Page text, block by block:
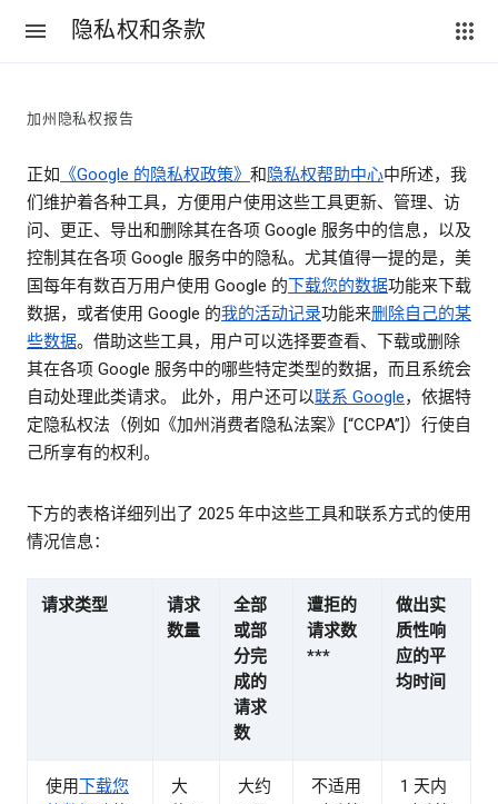
隐私权和条款
加州隐私权报告
正如 《Google 的隐私权政策》 和隐私权帮助中心中所述，我
们维护着各种工具，方便用户使用这些工具更新、管理、访
问、更正、导出和删除其在各项 Google 服务中的信息，以及
控制其在各项 Google 服务中的隐私。尤其值得一提的是，美
国每年有数百万用户使用 Google 的下载您的数据功能来下载
数据，或者使用 Google 的我的活动记录功能来删除自己的某
些数据。借助这些工具，用户可以选择要查看、下载或删除
其在各项 Google 服务中的哪些特定类型的数据，而且系统会
自动处理此类请求。 此外，用户还可以联系 Google，依据特
定隐私权法（例如《加州消费者隐私法案》[“CCPA”]）行使自
己所享有的权利。
下方的表格详细列出了 2025 年中这些工具和联系方式的使用
情况信息：
请求类型
请求
数量
全部
或部
分完
成的
请求
数
遭拒的
请求数
***
做出实
质性响
应的平
均时间
使用下载您
大
大约
不适用
1 天内